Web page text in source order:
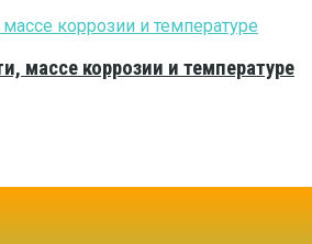
массе коррозии и температуре